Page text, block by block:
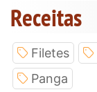
Receitas
Filetes
Panga